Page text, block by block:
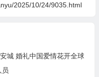
2025/10/24/9035.html
城 婚礼中国爱情花开全球
员